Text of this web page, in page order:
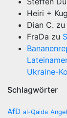
Heiri +
Dian C. zu
FraDa zu
Ukraine-
Schlagwörter
AfD al-Qaida